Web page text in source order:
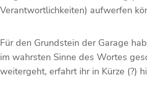
Verantwortlichkeiten) aufwerfen
Für den Grundstein der Garage
im wahrsten Sinne des Wortes
weitergeht, erfahrt ihr in Kürze (?)